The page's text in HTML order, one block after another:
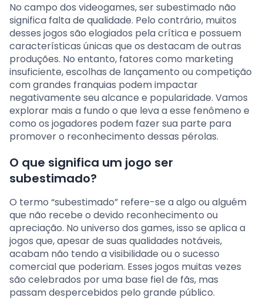
No campo dos videogames, ser subestimado não
significa falta de qualidade. Pelo contrário, muitos
desses jogos são elogiados pela crítica e possuem
características únicas que os destacam de outras
produções. No entanto, fatores como marketing
insuficiente, escolhas de lançamento ou competição
com grandes franquias podem impactar
negativamente seu alcance e popularidade. Vamos
explorar mais a fundo o que leva a esse fenômeno e
como os jogadores podem fazer sua parte para
promover o reconhecimento dessas pérolas.
O que significa um jogo ser
subestimado?
O termo “subestimado” refere-se a algo ou alguém
que não recebe o devido reconhecimento ou
apreciação. No universo dos games, isso se aplica a
jogos que, apesar de suas qualidades notáveis,
acabam não tendo a visibilidade ou o sucesso
comercial que poderiam. Esses jogos muitas vezes
são celebrados por uma base fiel de fãs, mas
passam despercebidos pelo grande público.